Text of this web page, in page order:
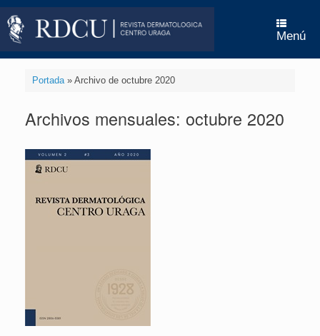
Saltar
contenido
Menú
Portada» Archivo de octubre 2020
Archivos mensuales: octubre 2020